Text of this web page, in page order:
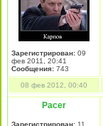
Зарегистрирован: 09
фев 2011, 20:41
Сообщения: 743
08 фев 2012, 00:40
Pacer
Зарегистрирован: 11